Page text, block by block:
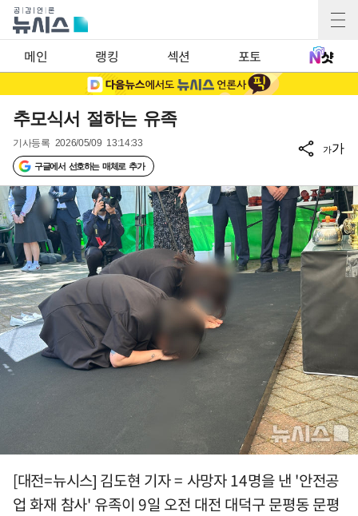
메인 랭킹 섹션 포토
추모식서 절하는 유족
기사등록 2026/05/09 13:14:33
구글에서 선호하는 매체로 추가
가가
[대전=뉴시스] 김도현 기자 = 사망자 14명을 낸 '안전공
업 화재 참사' 유족이 9일 오전 대전 대덕구 문평동 문평